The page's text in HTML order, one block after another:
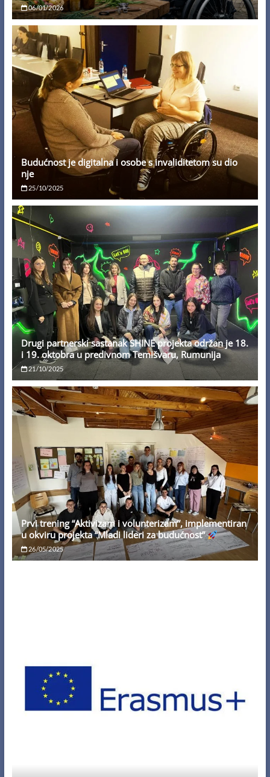
06/01/2026
Budućnost je digitalna i osobe s invaliditetom su dio
nje
25/10/2025
Drugi partnerski sastanak SHINE projekta održan je 18.
i 19. oktobra u predivnom Temišvaru, Rumunija
21/10/2025
Prvi trening “Aktivizam i volunterizam”, implementiran
u okviru projekta “Mladi lideri za budućnost”
26/05/2025